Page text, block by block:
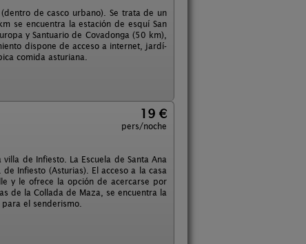
de casco urbano). Se trata de un
se encuentra la estación de esquí San
y Santuario de Covadonga (50 km),
dispone de acceso a internet, jardí­
comida asturiana.
19 €
pers/noche
de Infiesto. La Escuela de Santa Ana
Infiesto (Asturias). El acceso a la casa
y le ofrece la opción de acercarse por
de la Collada de Maza, se encuentra la
el senderismo.